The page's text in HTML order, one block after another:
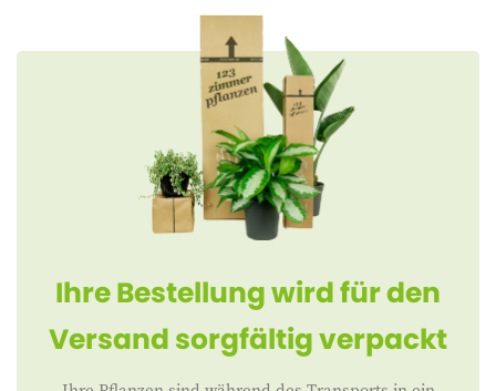
Ihre Bestellung wird für den
Versand sorgfältig verpackt